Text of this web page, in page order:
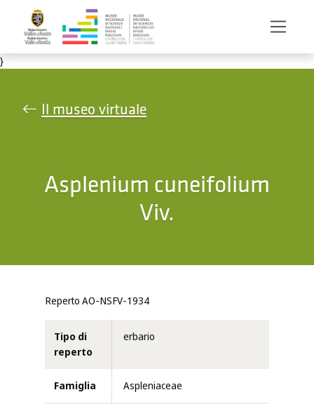
Salta al contenuto principale
}
Il museo virtuale
Asplenium cuneifolium
Viv.
Reperto AO-NSFV-1934
Tipo di
reperto
erbario
Famiglia Aspleniaceae